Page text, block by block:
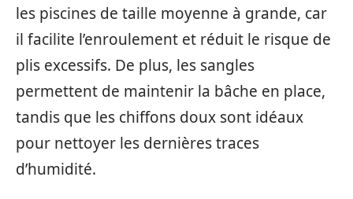
les piscines de taille moyenne à grande, car
il facilite l’enroulement et réduit le risque de
plis excessifs. De plus, les sangles
permettent de maintenir la bâche en place,
tandis que les chiffons doux sont idéaux
pour nettoyer les dernières traces
d’humidité.